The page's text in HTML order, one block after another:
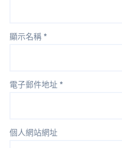
顯示名稱 *
電子郵件地址 *
個人網站網址